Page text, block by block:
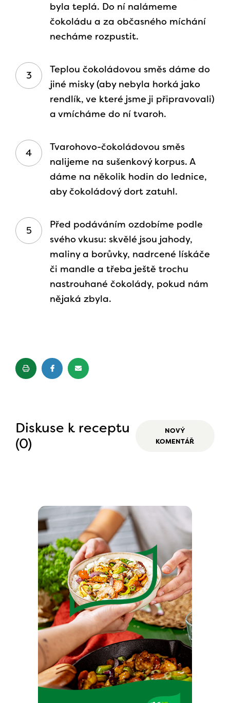
byla teplá. Do ní nalámeme
čokoládu a za občasného míchání
necháme rozpustit.
Teplou čokoládovou směs dáme do
jiné misky (aby nebyla horká jako
rendlík, ve které jsme ji připravovali)
a vmícháme do ní tvaroh.
Tvarohovo-čokoládovou směs
nalijeme na sušenkový korpus. A
dáme na několik hodin do lednice,
aby čokoládový dort zatuhl.
Před podáváním ozdobíme podle
svého vkusu: skvělé jsou jahody,
maliny a borůvky, nadrcené lískáče
či mandle a třeba ještě trochu
nastrouhané čokolády, pokud nám
nějaká zbyla.
Diskuse k receptu
(0)
NOVÝ
KOMENTÁŘ